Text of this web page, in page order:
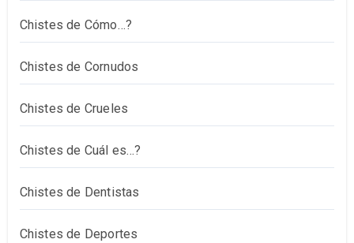
Chistes de Cómo…?
Chistes de Cornudos
Chistes de Crueles
Chistes de Cuál es…?
Chistes de Dentistas
Chistes de Deportes